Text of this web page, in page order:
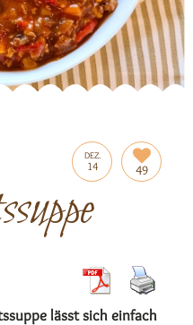
DEZ.
14 49
lässt sich einfach